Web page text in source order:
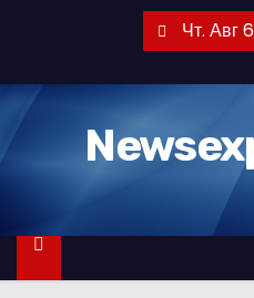
т
к
Чт. Авг